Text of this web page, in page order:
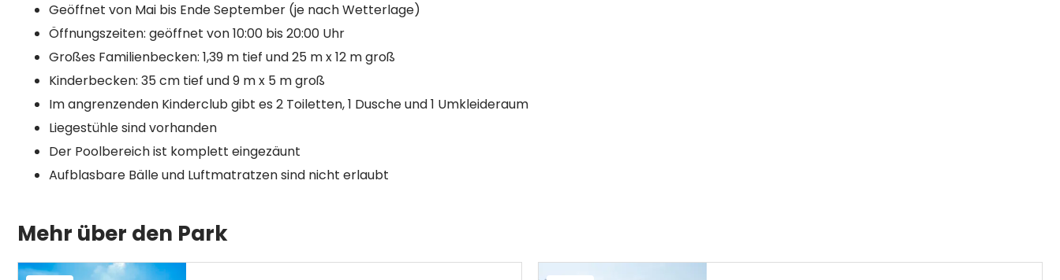
Geöffnet von Mai bis Ende September (je nach Wetterlage)
Öffnungszeiten: geöffnet von 10:00 bis 20:00 Uhr
Großes Familienbecken: 1,39 m tief und 25 m x 12 m groß
Kinderbecken: 35 cm tief und 9 m x 5 m groß
Im angrenzenden Kinderclub gibt es 2 Toiletten, 1 Dusche und 1 Umkleideraum
Liegestühle sind vorhanden
Der Poolbereich ist komplett eingezäunt
Aufblasbare Bälle und Luftmatratzen sind nicht erlaubt
Mehr über den Park